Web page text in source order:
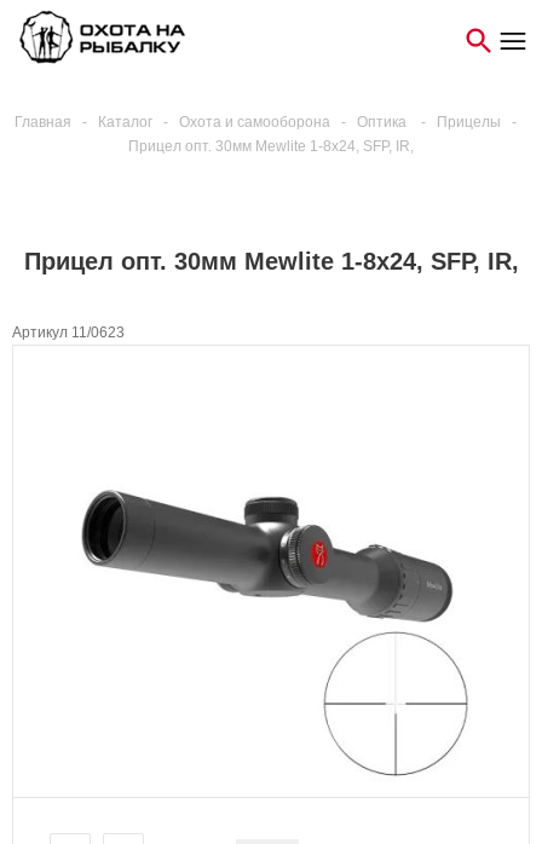
Главная - Каталог - Охота и самооборона - Оптика - Прицелы
-
Прицел опт. 30мм Mewlite 1-8x24, SFP, IR,
Прицел опт. 30мм Mewlite 1-8x24, SFP, IR,
Артикул 11/0623